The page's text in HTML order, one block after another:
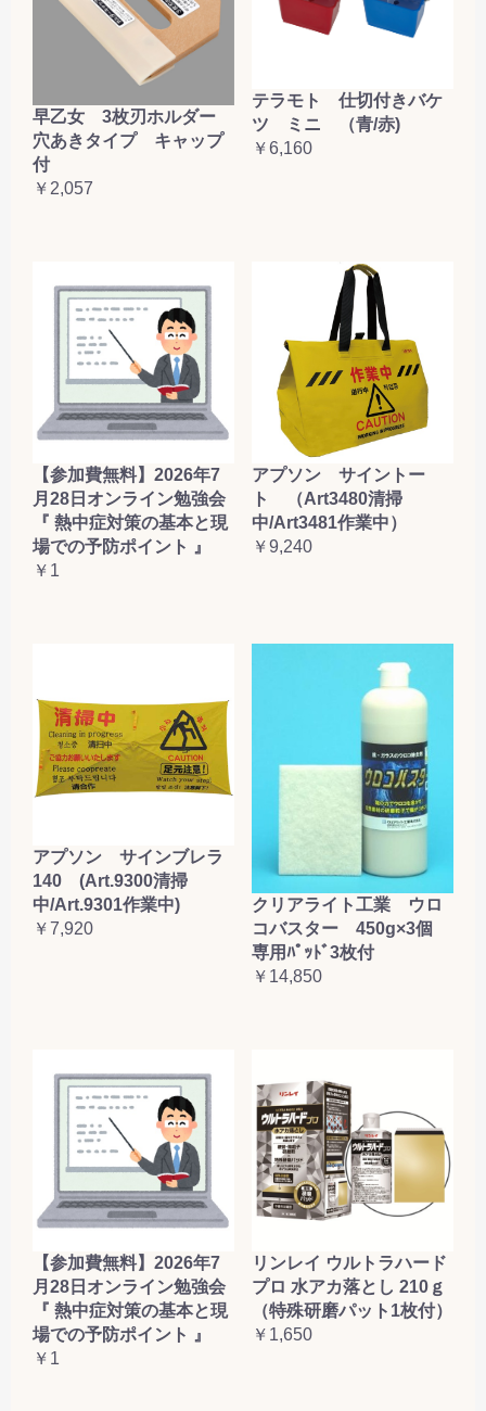
早乙女 3枚刃ホルダー
穴あきタイプ キャップ
付
￥2,057
テラモト 仕切付きバケ
ツ ミニ （青/赤)
￥6,160
【参加費無料】2026年7
月28日オンライン勉強会
『 熱中症対策の基本と現
場での予防ポイント 』
￥1
アプソン サイントー
ト （Art3480清掃
中/Art3481作業中）
￥9,240
アプソン サインブレラ
140 (Art.9300清掃
中/Art.9301作業中)
￥7,920
クリアライト工業 ウロ
コバスター 450g×3個
専用ﾊﾟｯﾄﾞ3枚付
￥14,850
【参加費無料】2026年7
月28日オンライン勉強会
『 熱中症対策の基本と現
場での予防ポイント 』
￥1
リンレイ ウルトラハード
プロ 水アカ落とし 210ｇ
（特殊研磨パット1枚付）
￥1,650